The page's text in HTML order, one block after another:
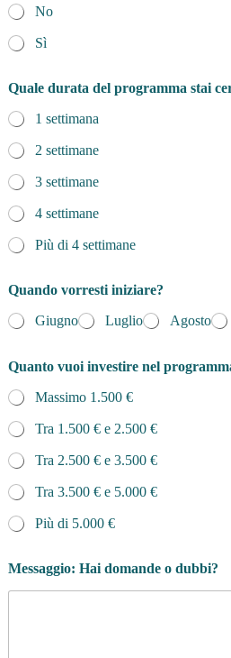
No
Sì
Quale durata del programma stai
1 settimana
2 settimane
3 settimane
4 settimane
Più di 4 settimane
Quando vorresti iniziare?
Giugno
Luglio Agosto
Quanto vuoi investire nel
Massimo 1.500 €
Tra 1.500 € e 2.500 €
Tra 2.500 € e 3.500 €
Tra 3.500 € e 5.000 €
Più di 5.000 €
Messaggio: Hai domande o dubbi?